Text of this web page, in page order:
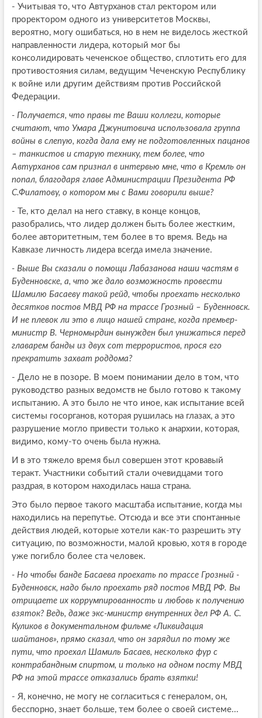
- Учитывая то, что Автурханов стал ректором или
проректором одного из университетов Москвы,
вероятно, могу ошибаться, но в нем не виделось жесткой
направленности лидера, который мог бы
консолидировать чеченское общество, сплотить его для
противостояния силам, ведущим Чеченскую Республику
к войне или другим действиям против Российской
Федерации.
- Получается, что правы те Ваши коллеги, которые
считают, что Умара Джунитовича использовала группа
войны в слепую, когда дала ему не подготовленных пацанов
– танкистов и старую технику, тем более, что
Автурханов сам признал в интервью мне, что в Кремль он
попал, благодаря главе Администрации Президента РФ
С.Филатову, о котором мы с Вами говорили выше?
- Те, кто делал на него ставку, в конце концов,
разобрались, что лидер должен быть более жестким,
более авторитетным, тем более в то время. Ведь на
Кавказе личность лидера всегда имела значение.
- Выше Вы сказали о помощи Лабазанова наши частям в
Буденновске, а, что же дало возможность провести
Шамилю Басаеву такой рейд, чтобы проехать несколько
десятков постов МВД РФ на трассе Грозный – Буденновск.
И не плевок ли это в лицо нашей стране, когда премьер-
министр В. Черномырдин вынужден был унижаться перед
главарем банды из двух сот террористов, прося его
прекратить захват роддома?
- Дело не в позоре. В моем понимании дело в том, что
руководство разных ведомств не было готово к такому
испытанию. А это было не что иное, как испытание всей
системы госорганов, которая рушилась на глазах, а это
разрушение могло привести только к анархии, которая,
видимо, кому-то очень была нужна.
И в это тяжело время был совершен этот кровавый
теракт. Участники событий стали очевидцами того
раздрая, в котором находилась наша страна.
Это было первое такого масштаба испытание, когда мы
находились на перепутье. Отсюда и все эти спонтанные
действия людей, которые хотели как-то разрешить эту
ситуацию, по возможности, малой кровью, хотя в городе
уже погибло более ста человек.
- Но чтобы банде Басаева проехать по трассе Грозный -
Буденновск, надо было проехать ряд постов МВД РФ. Вы
отрицаете их коррумпированность и любовь к получению
взяток? Ведь, даже экс-министр внутренних дел РФ А. С.
Куликов в документальном фильме «Ликвидация
шайтанов», прямо сказал, что он зарядил по тому же
пути, что проехал Шамиль Басаев, несколько фур с
контрабандным спиртом, и только на одном посту МВД
РФ на этой трассе отказались брать взятки!
- Я, конечно, не могу не согласиться с генералом, он,
бесспорно, знает больше, тем более о своей системе...